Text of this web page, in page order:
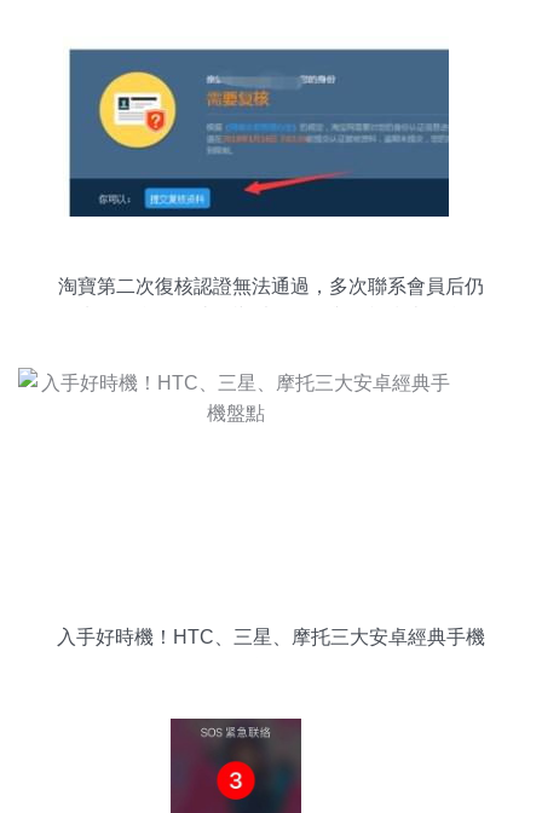
淘寶第二次復核認證無法通過，多次聯系會員后仍
入手好時機！HTC、三星、摩托三大安卓經典手機